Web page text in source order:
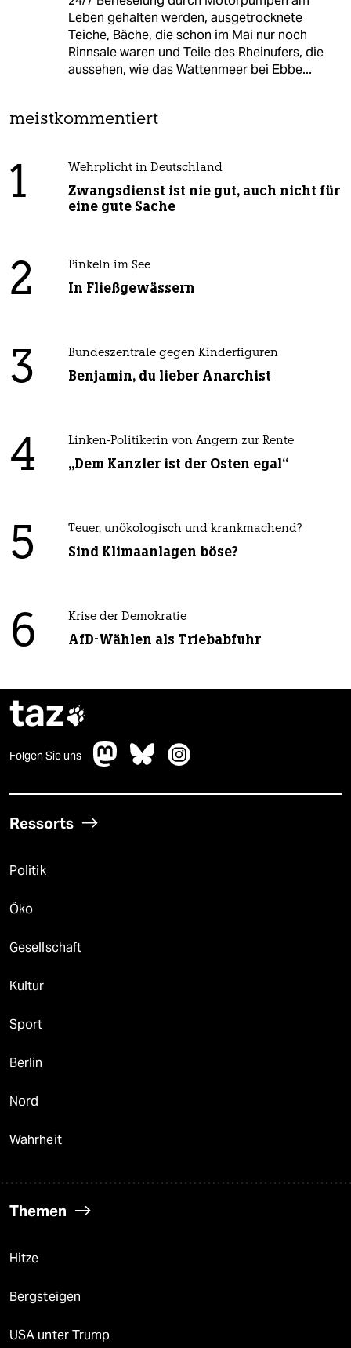
Leben gehalten werden, ausgetrocknete
Teiche, Bäche, die schon im Mai nur noch
Rinnsale waren und Teile des Rheinufers, die
aussehen, wie das Wattenmeer bei Ebbe...
meistkommentiert
1 Wehrplicht in Deutschland
Zwangsdienst ist nie gut, auch nicht für
eine gute Sache
2 Pinkeln im See
In Fließgewässern
3 Bundeszentrale gegen Kinderfiguren
Benjamin, du lieber Anarchist
4 Linken-Politikerin von Angern zur Rente
„Dem Kanzler ist der Osten egal“
5 Teuer, unökologisch und krankmachend?
Sind Klimaanlagen böse?
6 Krise der Demokratie
AfD-Wählen als Triebabfuhr
taz
Folgen Sie uns
Ressorts
Politik
Öko
Gesellschaft
Kultur
Sport
Berlin
Nord
Wahrheit
Themen
Hitze
Bergsteigen
USA unter Trump